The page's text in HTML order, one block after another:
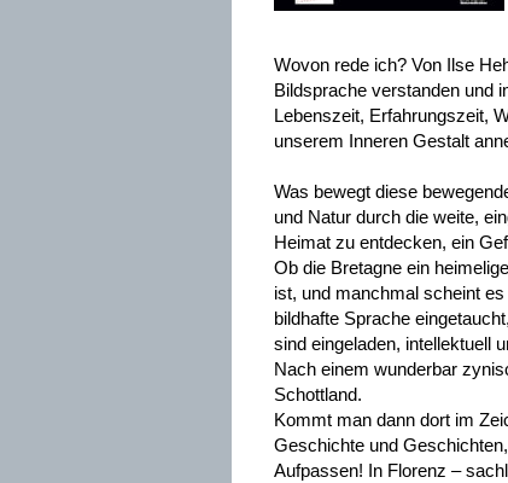
Wovon rede ich? Von Ilse
Bildsprache verstanden und
Lebenszeit, Erfahrungszeit,
unserem Inneren Gestalt
Was bewegt diese
und Natur durch die weite,
Heimat zu entdecken, ein
Ob die Bretagne ein
ist, und manchmal scheint
bildhafte Sprache
sind eingeladen, intellektuell
Nach einem wunderbar
Schottland.
Kommt man dann dort im
Geschichte und
Aufpassen! In Florenz –